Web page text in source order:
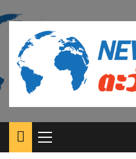
to
content
Primary
Menu